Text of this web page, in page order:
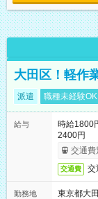
大田区！軽作
派遣 職種未経験OK
給与
時給1800
2400円
交通費
交通費 交
勤務地
東京都大